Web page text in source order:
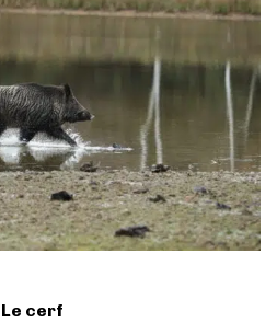
Le cerf